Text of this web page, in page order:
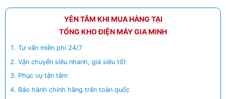
YÊN TÂM KHI MUA HÀNG TẠI
TỔNG KHO ĐIỆN MÁY GIA MINH
Tư vấn miễn phí 24/7
Vận chuyển siêu nhanh, giá siêu tốt
Phục vụ tận tâm
Bảo hành chính hãng trên toàn quốc